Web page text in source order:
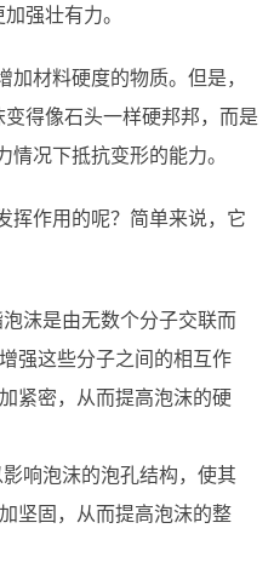
强壮有力。
材料硬度的物质。但是，
变得像石头一样硬邦邦，而是
况下抵抗变形的能力。
挥作用的呢？简单来说，它
沫是由无数个分子交联而
强这些分子之间的相互作
紧密，从而提高泡沫的硬
响泡沫的泡孔结构，使其
坚固，从而提高泡沫的整